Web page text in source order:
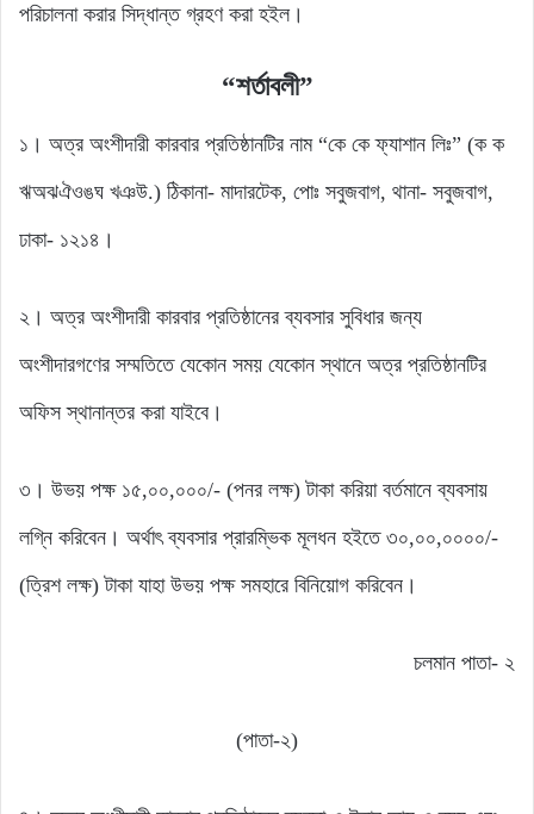
পরিচালনা করার সিদ্ধান্ত গ্রহণ করা হইল।
“শর্তাবলী”
১। অত্র অংশীদারী কারবার প্রতিষ্ঠানটির নাম “কে কে ফ্যাশান লিঃ” (ক ক
ঋঅঝঐওঙঘ খঞউ.) ঠিকানা- মাদারটেক, পোঃ সবুজবাগ, থানা- সবুজবাগ,
ঢাকা- ১২১৪।
২। অত্র অংশীদারী কারবার প্রতিষ্ঠানের ব্যবসার সুবিধার জন্য
অংশীদারগণের সম্মতিতে যেকোন সময় যেকোন স্থানে অত্র প্রতিষ্ঠানটির
অফিস স্থানান্তর করা যাইবে।
৩। উভয় পক্ষ ১৫,০০,০০০/- (পনর লক্ষ) টাকা করিয়া বর্তমানে ব্যবসায়
লগ্নি করিবেন। অর্থাৎ ব্যবসার প্রারম্ভিক মূলধন হইতে ৩০,০০,০০০০/-
(ত্রিশ লক্ষ) টাকা যাহা উভয় পক্ষ সমহারে বিনিয়োগ করিবেন।
চলমান পাতা- ২
(পাতা-২)